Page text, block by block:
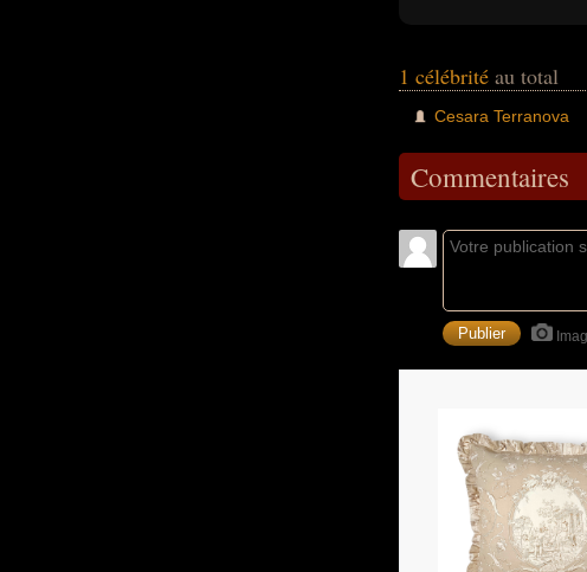
1 célébrité au total
Cesara Terranova
Commentaires